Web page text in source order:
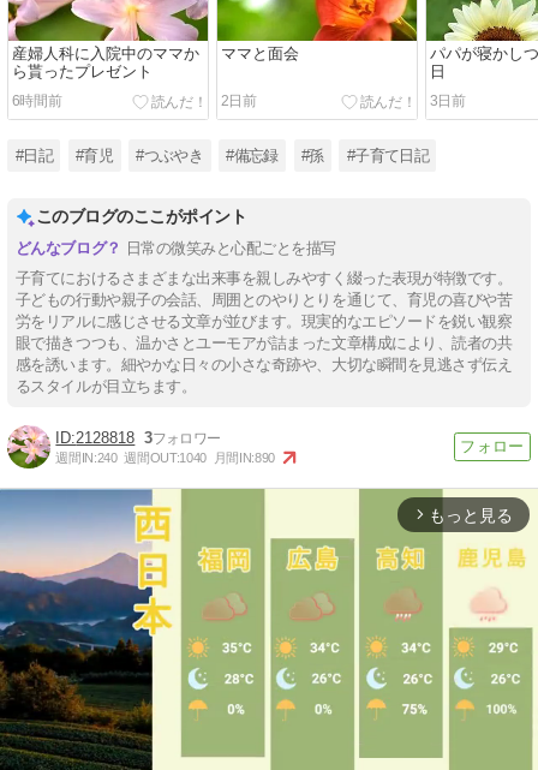
産婦人科に入院中のママか
ら貰ったプレゼント
6時間前
ママと面会
2日前
パパが寝かし
日
3日前
#日記 #育児 #つぶやき #備忘録 #孫 #子育て日記
このブログのここがポイント
日常の微笑みと心配ごとを描写
子育てにおけるさまざまな出来事を親しみやすく綴った表現が特徴です。
子どもの行動や親子の会話、周囲とのやりとりを通じて、育児の喜びや苦
労をリアルに感じさせる文章が並びます。現実的なエピソードを鋭い観察
眼で描きつつも、温かさとユーモアが詰まった文章構成により、読者の共
感を誘います。細やかな日々の小さな奇跡や、大切な瞬間を見逃さず伝え
るスタイルが目立ちます。
2128818 3
週間IN:240 週間OUT:1040 月間IN:890
arrow_forward_ios もっと見る